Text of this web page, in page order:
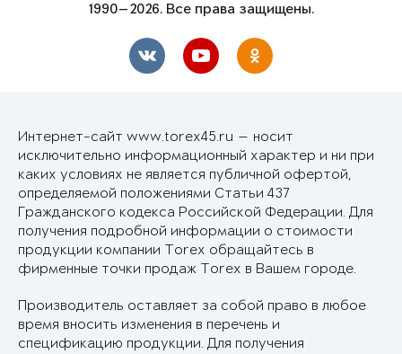
1990—2026. Все права защищены.
Интернет-сайт www.torex45.ru — носит
исключительно информационный характер и ни при
каких условиях не является публичной офертой,
определяемой положениями Статьи 437
Гражданского кодекса Российской Федерации. Для
получения подробной информации о стоимости
продукции компании Torex обращайтесь в
фирменные точки продаж Torex в Вашем городе.
Производитель оставляет за собой право в любое
время вносить изменения в перечень и
спецификацию продукции. Для получения